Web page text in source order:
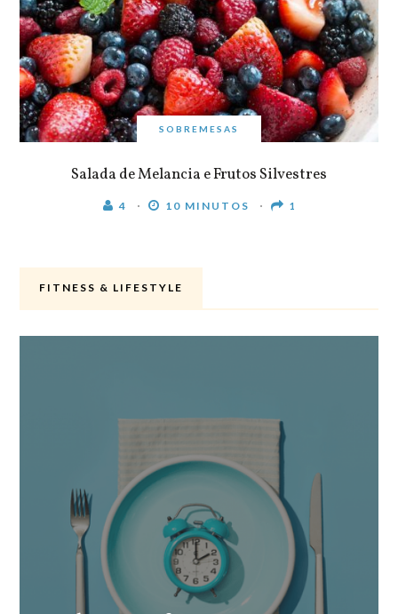
SOBREMESAS
Salada de Melancia e Frutos Silvestres
4 10 MINUTOS 1
FITNESS & LIFESTYLE